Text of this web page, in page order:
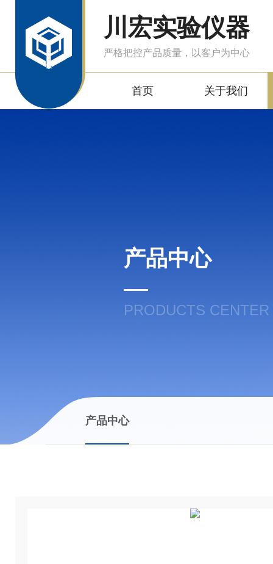
川宏实验仪器
严格把控产品质量，以客户为中心
首页 关于我们
产品中心
PRODUCTS CENTER
产品中心